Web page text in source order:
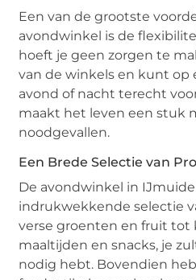
Een van de grootste
avondwinkel is de
hoeft je geen zorgen te
van de winkels en kunt op
avond of nacht terecht
maakt het leven een stuk
noodgevallen.
Een Brede Selectie van
De avondwinkel in
indrukwekkende selectie
verse groenten en fruit tot
maaltijden en snacks, je
nodig hebt. Bovendien